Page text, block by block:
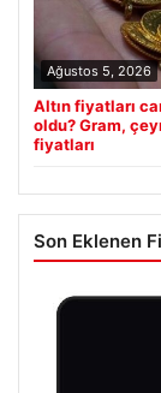
Ağustos 5, 2026
Altın fiyatları
oldu? Gram,
fiyatları
Son Eklenen